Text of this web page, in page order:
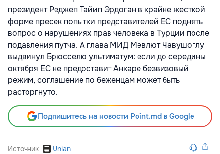
президент Реджеп Тайип Эрдоган в крайне жесткой
форме пресек попытки представителей ЕС поднять
вопрос о нарушениях прав человека в Турции после
подавления путча. А глава МИД Мевлют Чавушоглу
выдвинул Брюсселю ультиматум: если до середины
октября ЕС не предоставит Анкаре безвизовый
режим, соглашение по беженцам может быть
расторгнуто.
Подпишитесь на новости Point.md в Google
Источник Unian